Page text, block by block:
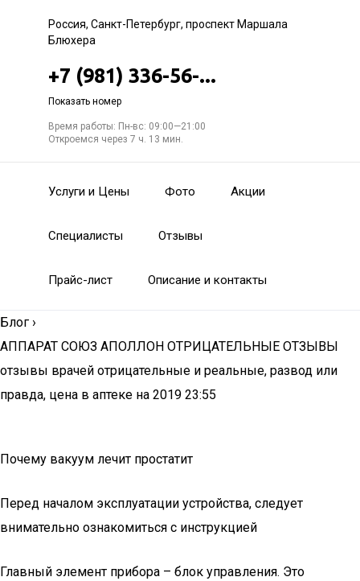
Россия, Санкт-Петербург, проспект Маршала
Блюхера
+7 (981) 336-56-...
Показать номер
Время работы: Пн-вс: 09:00—21:00
Откроемся через 7 ч. 13 мин.
Услуги и Цены Фото Акции
Специалисты Отзывы
Прайс-лист Описание и контакты
Блог ›
АППАРАТ СОЮЗ АПОЛЛОН ОТРИЦАТЕЛЬНЫЕ ОТЗЫВЫ
отзывы врачей отрицательные и реальные, развод или
правда, цена в аптеке на 2019 23:55
Почему вакуум лечит простатит
Перед началом эксплуатации устройства, следует
внимательно ознакомиться с инструкцией
Главный элемент прибора – блок управления. Это